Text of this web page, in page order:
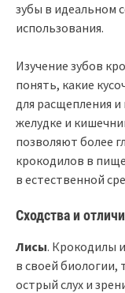
зубы в идеальном
использования.
Изучение зубов
понять, какие
для расщепления
желудке и
позволяют более
крокодилов в
в естественной
Сходства и
Лисы. Крокодилы
в своей биологии,
острый слух и